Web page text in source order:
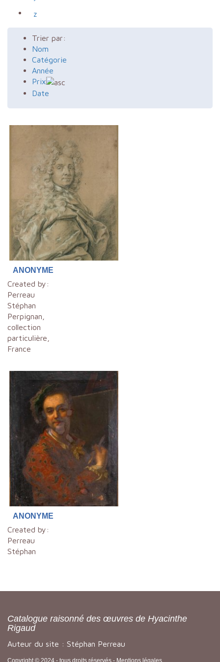
z
Trier par:
Nom
Catégorie
Année
Prix
Date
ANONYME
Created by:
Perreau
Stéphan
Perpignan,
collection
particulière,
France
ANONYME
Created by:
Perreau
Stéphan
Catalogue raisonné des œuvres de Hyacinthe
Rigaud
Auteur du site : Stéphan Perreau
Copyright © 2024 - tous droits réservés - Mentions légales